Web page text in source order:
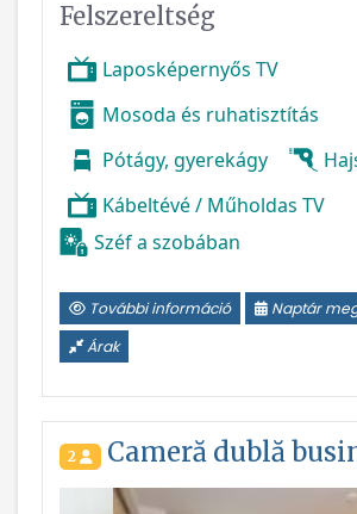
Felszereltség
Laposképernyős TV
Mosoda és ruhatisztítás
Pótágy, gyerekágy
Kábeltévé / Műholdas TV
Széf a szobában
További információ
Naptár
Árak
2 Cameră dublă